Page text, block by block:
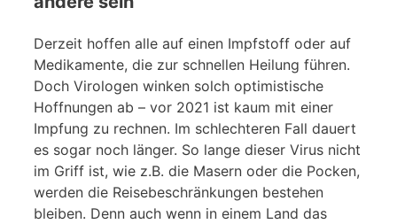
Derzeit hoffen alle auf einen Impfstoff oder auf
Medikamente, die zur schnellen Heilung führen.
Doch Virologen winken solch optimistische
Hoffnungen ab – vor 2021 ist kaum mit einer
Impfung zu rechnen. Im schlechteren Fall dauert
es sogar noch länger. So lange dieser Virus nicht
im Griff ist, wie z.B. die Masern oder die Pocken,
werden die Reisebeschränkungen bestehen
bleiben. Denn auch wenn in einem Land das